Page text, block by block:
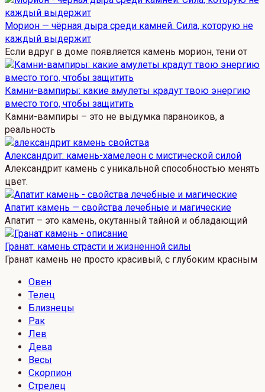
Морион — чёрная дыра среди камней. Сила, которую не
каждый выдержит
Если вдруг в доме появляется камень морион, тени от
Камни-вампиры: какие амулеты крадут твою энергию
вместо того, чтобы защитить
Камни-вампиры – это не выдумка параноиков, а
реальность
Александрит: камень-хамелеон с мистической силой
Александрит камень с уникальной способностью менять
цвет.
Апатит камень — свойства лечебные и магические
Апатит – это камень, окутанный тайной и обладающий
Гранат: камень страсти и жизненной силы
Гранат камень не просто красивый, с глубоким красным
Овен
Телец
Близнецы
Рак
Лев
Дева
Весы
Скорпион
Стрелец